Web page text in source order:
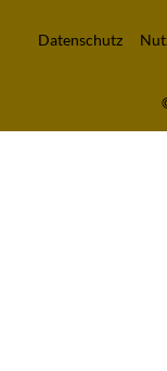
Datenschutz